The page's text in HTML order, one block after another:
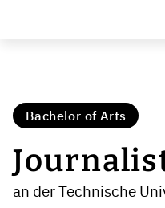
Bachelor of Arts
an der Technische